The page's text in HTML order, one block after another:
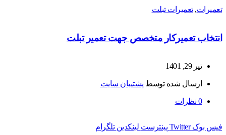
تعمیرات,تعمیرات تبلت
انتخاب تعمیرکار متخصص جهت تعمیر تبلت
تیر 29, 1401
ارسال شده توسط پشتیبان سایت
0 نظرات
فیس بوک Twitter پینترست لینکدین تلگرام